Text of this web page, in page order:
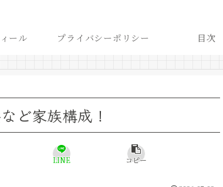
ール プライバシーポリシー 目次
ど家族構成！
LINE コピー